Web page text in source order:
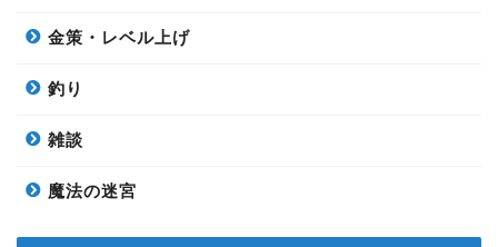
金策・レベル上げ
釣り
雑談
魔法の迷宮